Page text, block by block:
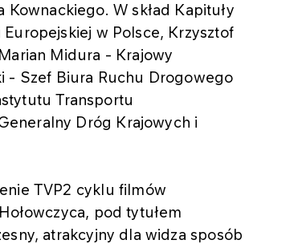
W skład Kapituły
w Polsce, Krzysztof
Midura - Krajowy
- Szef Biura Ruchu Drogowego
Transportu
Dróg Krajowych i
TVP2 cyklu filmów
pod tytułem
atrakcyjny dla widza sposób